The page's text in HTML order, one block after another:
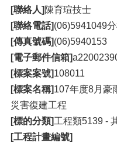
[聯絡人] 陳育瑄技士
[聯絡電話](06)5941049
[傳真號碼](06)5940153
[電子郵件信箱]
[標案案號]108011
[標案名稱]107年度8月豪
災害復建工程
[標的分類]工程類5139 -
[工程計畫編號]